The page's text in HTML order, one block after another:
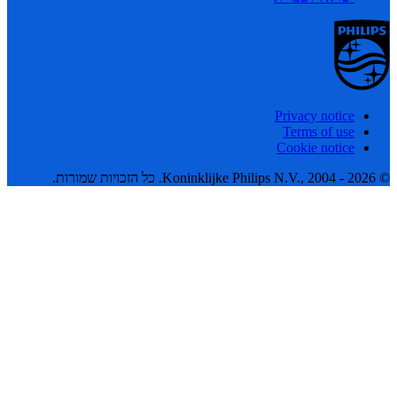
Privacy notice
Terms of use
Cookie notice